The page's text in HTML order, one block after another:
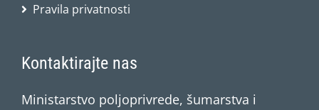
Pravila privatnosti
Kontaktirajte nas
Ministarstvo poljoprivrede, šumarstva i